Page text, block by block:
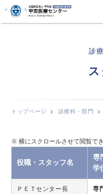
診
トップページ 診療科・部門
役職・スタッフ名
専
学
ＰＥＴセンター長 専